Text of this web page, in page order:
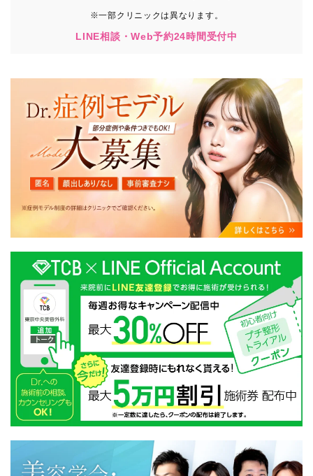
③TCBグループが第三者から間接的に収集する情報
患者様の同意を得た上で、以下の情報をパブリックDMP
・患者様の閲覧履歴、端末等の情報
【利用目的】
TCBグループは取得情報を以下の目的で利用いたしま
す。
・クリニックの来院予約、医療サービスの提供、医療関
連商品の販売、アフターケア対応、これらに付随する諸
対応等のサービス提供のため
・医療サービスの提供に関する他の医療機関、検査機関
及び研究機関との連携のため
・サービス向上を目的とした医療サービス・販売する医
療関連商品に関する患者様へのアンケートの送受信及び
これに付随する諸対応のため
・Cookie等の技術を用いたアクセス履歴、閲覧記録等に
関する情報の収集、分析
・閲覧記録等から趣味・嗜好を分析した情報を使用して
の広告に利用するため
・お問い合わせ又はご意見の内容確認及びその対応のた
め
・患者様のサービス利用状況の分析及び症例研究のため
・広告、宣伝、マーケティングのため
※一部クリニックは異なります。
LINE相談・Web予約24時間受付中